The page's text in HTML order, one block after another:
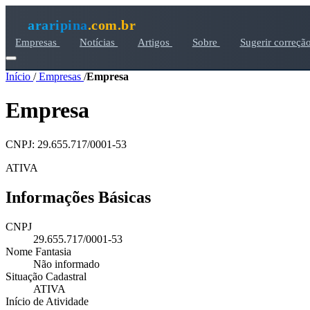
araripina.com.br
Empresas Notícias Artigos Sobre Sugerir
Início /Empresas /Empresa
Empresa
CNPJ: 29.655.717/0001-53
ATIVA
Informações Básicas
CNPJ
29.655.717/0001-53
Nome Fantasia
Não informado
Situação Cadastral
ATIVA
Início de Atividade